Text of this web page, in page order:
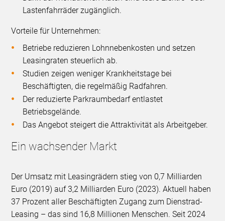
Lastenfahrräder zugänglich.
Vorteile für Unternehmen:
Betriebe reduzieren Lohnnebenkosten und setzen
Leasingraten steuerlich ab.
Studien zeigen weniger Krankheitstage bei
Beschäftigten, die regelmäßig Radfahren.
Der reduzierte Parkraumbedarf entlastet
Betriebsgelände.
Das Angebot steigert die Attraktivität als Arbeitgeber.
Ein wachsender Markt
Der Umsatz mit Leasingrädern stieg von 0,7 Milliarden
Euro (2019) auf 3,2 Milliarden Euro (2023). Aktuell haben
37 Prozent aller Beschäftigten Zugang zum Dienstrad-
Leasing – das sind 16,8 Millionen Menschen. Seit 2024